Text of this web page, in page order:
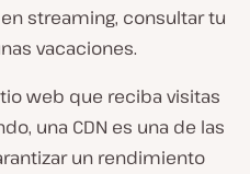
streaming, consultar tu
vacaciones.
web que reciba visitas
una CDN es una de las
un rendimiento